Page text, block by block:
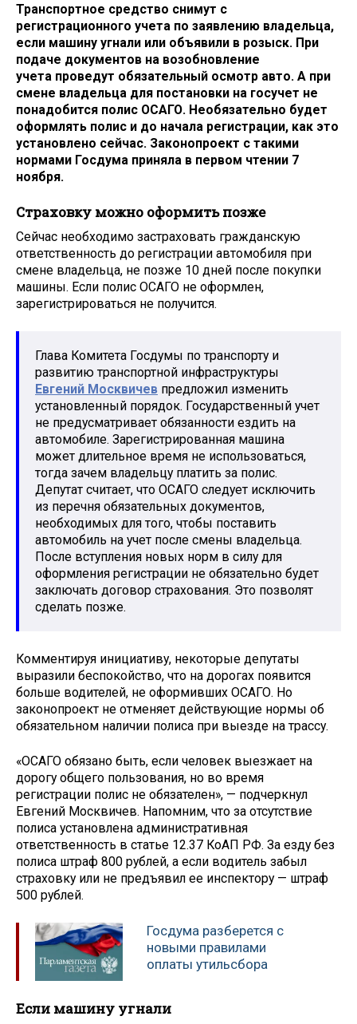
Транспортное средство снимут с
регистрационного учета по заявлению владельца,
если машину угнали или объявили в розыск. При
подаче документов на возобновление
учета проведут обязательный осмотр авто. А при
смене владельца для постановки на госучет не
понадобится полис ОСАГО. Необязательно будет
оформлять полис и до начала регистрации, как это
установлено сейчас. Законопроект с такими
нормами Госдума приняла в первом чтении 7
ноября.
Страховку можно оформить позже
Сейчас необходимо застраховать гражданскую
ответственность до регистрации автомобиля при
смене владельца, не позже 10 дней после покупки
машины. Если полис ОСАГО не оформлен,
зарегистрироваться не получится.
Глава Комитета Госдумы по транспорту и
развитию транспортной инфраструктуры
Евгений Москвичев предложил изменить
установленный порядок. Государственный учет
не предусматривает обязанности ездить на
автомобиле. Зарегистрированная машина
может длительное время не использоваться,
тогда зачем владельцу платить за полис.
Депутат считает, что ОСАГО следует исключить
из перечня обязательных документов,
необходимых для того, чтобы поставить
автомобиль на учет после смены владельца.
После вступления новых норм в силу для
оформления регистрации не обязательно будет
заключать договор страхования. Это позволят
сделать позже.
Комментируя инициативу, некоторые депутаты
выразили беспокойство, что на дорогах появится
больше водителей, не оформивших ОСАГО. Но
законопроект не отменяет действующие нормы об
обязательном наличии полиса при выезде на трассу.
«ОСАГО обязано быть, если человек выезжает на
дорогу общего пользования, но во время
регистрации полис не обязателен», — подчеркнул
Евгений Москвичев. Напомним, что за отсутствие
полиса установлена административная
ответственность в статье 12.37 КоАП РФ. За езду без
полиса штраф 800 рублей, а если водитель забыл
страховку или не предъявил ее инспектору — штраф
500 рублей.
Госдума разберется с
новыми правилами
оплаты утильсбора
Если машину угнали